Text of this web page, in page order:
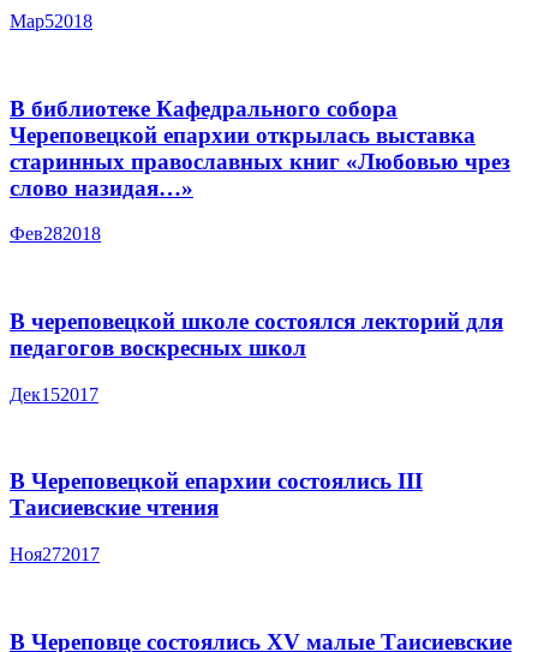
Мар52018
В библиотеке Кафедрального собора
Череповецкой епархии открылась выставка
старинных православных книг «Любовью чрез
слово назидая…»
Фев282018
В череповецкой школе состоялся лекторий для
педагогов воскресных школ
Дек152017
В Череповецкой епархии состоялись III
Таисиевские чтения
Ноя272017
В Череповце состоялись XV малые Таисиевские